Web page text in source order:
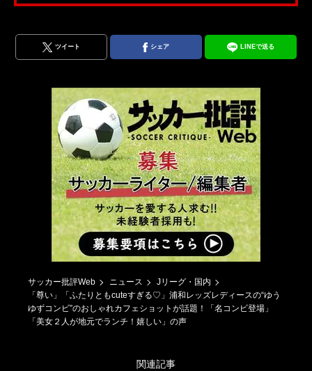
ツイート シェア LINEで送る
サッカー批評Web ニュース
Jリーグ・国内
「尊い」「ふたりともcuteすぎる♡」浦和レッズレディースの“ゆう
ゆずコンビ”のおしゃれカフェショットが話題！「名コンビ登場」
「美女２人が地元でランチ！嬉しい」の声
関連記事